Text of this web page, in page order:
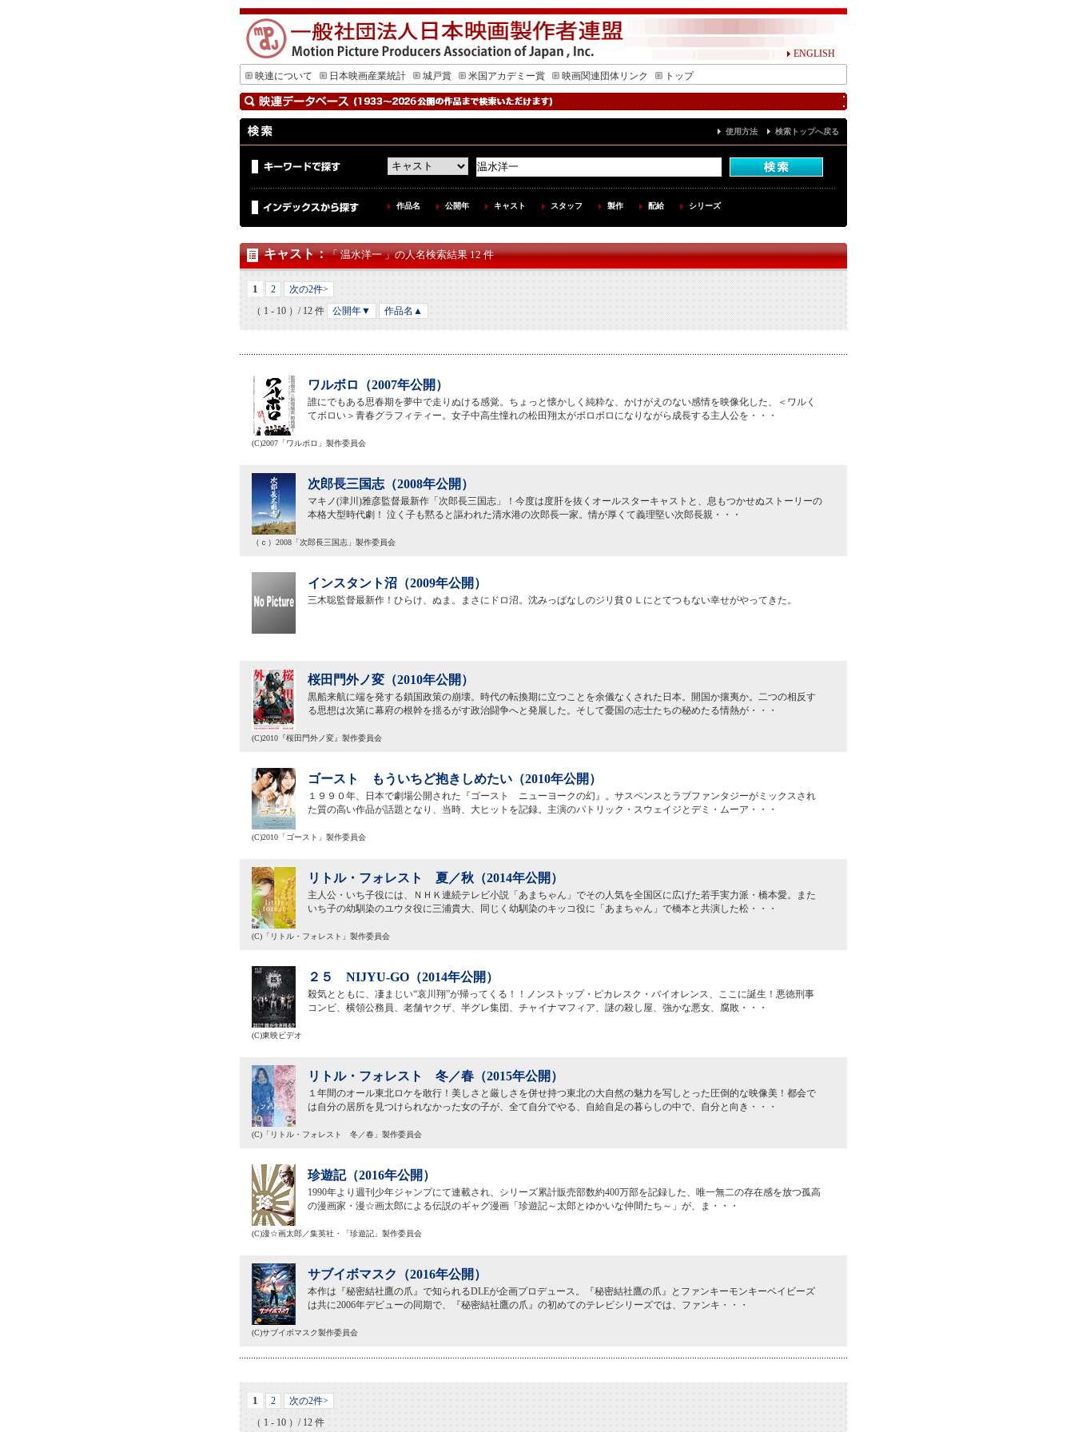
ENGLISH
映連について
日本映画産業統計 城戸賞 米国アカデミー賞 映画関連団体リンク トップ
使用方法 検索トップへ戻る
作品名 公開年 キャスト スタッフ 製作 配給 シリーズ
キャスト：「 温水洋一 」の人名検索結果 12 件
1 2
次の2件>
（ 1 - 10 ）/ 12 件
公開年▼ 作品名▲
ワルボロ（2007年公開）
誰にでもある思春期を夢中で走りぬける感覚。ちょっと懐かしく純粋な、かけがえのない感情を映像化した、＜ワルく
てボロい＞青春グラフィティー。女子中高生憧れの松田翔太がボロボロになりながら成長する主人公を・・・
(C)2007「ワルボロ」製作委員会
次郎長三国志（2008年公開）
マキノ(津川)雅彦監督最新作「次郎長三国志」！今度は度肝を抜くオールスターキャストと、息もつかせぬストーリーの
本格大型時代劇！ 泣く子も黙ると謳われた清水港の次郎長一家。情が厚くて義理堅い次郎長親・・・
（ｃ）2008「次郎長三国志」製作委員会
インスタント沼（2009年公開）
三木聡監督最新作！ひらけ、ぬま。まさにドロ沼。沈みっぱなしのジリ貧ＯＬにとてつもない幸せがやってきた。
桜田門外ノ変（2010年公開）
黒船来航に端を発する鎖国政策の崩壊。時代の転換期に立つことを余儀なくされた日本。開国か攘夷か。二つの相反す
る思想は次第に幕府の根幹を揺るがす政治闘争へと発展した。そして憂国の志士たちの秘めたる情熱が・・・
(C)2010『桜田門外ノ変』製作委員会
ゴースト もういちど抱きしめたい（2010年公開）
１９９０年、日本で劇場公開された『ゴースト ニューヨークの幻』。サスペンスとラブファンタジーがミックスされ
た質の高い作品が話題となり、当時、大ヒットを記録。主演のパトリック・スウェイジとデミ・ムーア・・・
(C)2010「ゴースト」製作委員会
リトル・フォレスト 夏／秋（2014年公開）
主人公・いち子役には、ＮＨＫ連続テレビ小説「あまちゃん」でその人気を全国区に広げた若手実力派・橋本愛。また
いち子の幼馴染のユウタ役に三浦貴大、同じく幼馴染のキッコ役に「あまちゃん」で橋本と共演した松・・・
(C)「リトル・フォレスト」製作委員会
２５ NIJYU-GO（2014年公開）
殺気とともに、凄まじい“哀川翔”が帰ってくる！！ノンストップ・ピカレスク・バイオレンス、ここに誕生！悪徳刑事
コンビ、横領公務員、老舗ヤクザ、半グレ集団、チャイナマフィア、謎の殺し屋、強かな悪女、腐敗・・・
(C)東映ビデオ
リトル・フォレスト 冬／春（2015年公開）
１年間のオール東北ロケを敢行！美しさと厳しさを併せ持つ東北の大自然の魅力を写しとった圧倒的な映像美！都会で
は自分の居所を見つけられなかった女の子が、全て自分でやる、自給自足の暮らしの中で、自分と向き・・・
(C)「リトル・フォレスト 冬／春」製作委員会
珍遊記（2016年公開）
1990年より週刊少年ジャンプにて連載され、シリーズ累計販売部数約400万部を記録した、唯一無二の存在感を放つ孤高
の漫画家・漫☆画太郎による伝説のギャグ漫画「珍遊記～太郎とゆかいな仲間たち～」が、ま・・・
(C)漫☆画太郎／集英社・「珍遊記」製作委員会
サブイボマスク（2016年公開）
本作は『秘密結社鷹の爪』で知られるDLEが企画プロデュース。『秘密結社鷹の爪』とファンキーモンキーベイビーズ
は共に2006年デビューの同期で、『秘密結社鷹の爪』の初めてのテレビシリーズでは、ファンキ・・・
(C)サブイボマスク製作委員会
1 2
次の2件>
（ 1 - 10 ）/ 12 件